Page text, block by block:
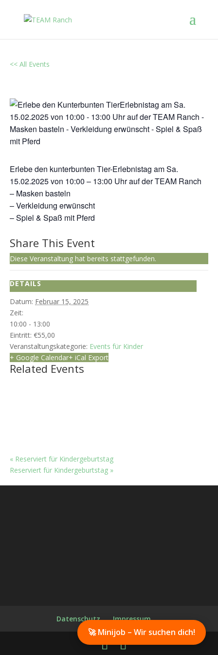
<< All Events
Erlebe den kunterbunten Tier-Erlebnistag am Sa.
15.02.2025 von 10:00 – 13:00 Uhr auf der TEAM Ranch
– Masken basteln
– Verkleidung erwünscht
– Spiel & Spaß mit Pferd
Share This Event
Diese Veranstaltung hat bereits stattgefunden.
DETAILS
Datum: Februar 15, 2025
Zeit:
10:00 - 13:00
Eintritt: €55,00
Veranstaltungskategorie: Events für Kinder
+ Google Calendar+ iCal Export
Related Events
« Reserviert für Kindergeburtstag
Reserviert für Kindergeburtstag »
Datenschutz Impressum
🚀 Minijob – Wir suchen dich!